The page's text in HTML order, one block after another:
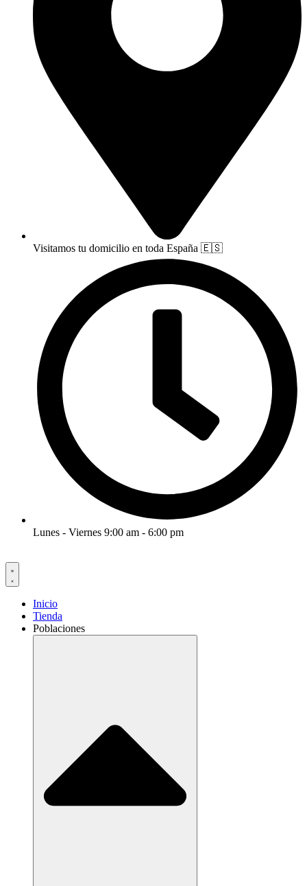
Visitamos tu domicilio en toda España 🇪🇸
Lunes - Viernes 9:00 am - 6:00 pm
Inicio
Tienda
Poblaciones